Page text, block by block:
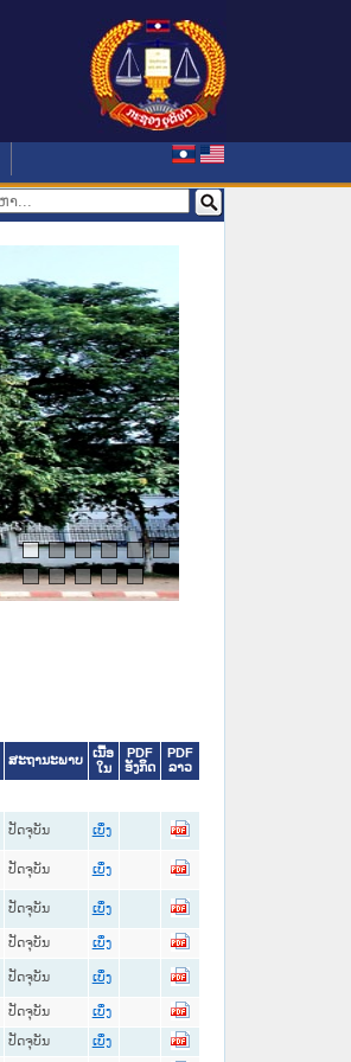
ສະຖານະພາບ
ເນື້ອ
ໃນ
PDF
ອັງກິດ
PDF
ລາວ
ປັດຈຸບັນ ເບິ່ງ
ປັດຈຸບັນ ເບິ່ງ
ປັດຈຸບັນ ເບິ່ງ
ປັດຈຸບັນ ເບິ່ງ
ປັດຈຸບັນ ເບິ່ງ
ປັດຈຸບັນ ເບິ່ງ
ປັດຈຸບັນ ເບິ່ງ